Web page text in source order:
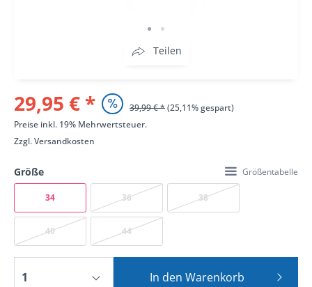
Teilen
29,95 € * 39,99 € *(25,11% gespart)
Preise inkl. 19% Mehrwertsteuer.
Zzgl.Versandkosten
Größe Größentabelle
34 36 38
40 44
In den Warenkorb